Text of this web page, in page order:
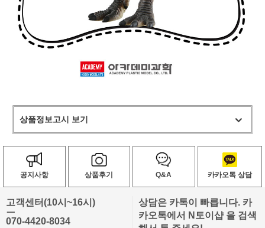
상품정보고시 보기
공지사항 상품후기 Q&A 카카오톡 상담
고객센터(10시~16시)
ㅡ
070-4420-8034
상담은 카톡이 빠릅니다. 카
카오톡에서 N토이샵 을 검색